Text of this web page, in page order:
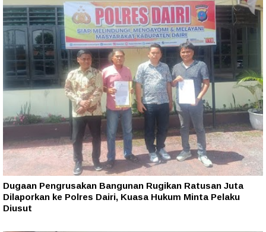
Dugaan Pengrusakan Bangunan Rugikan Ratusan Juta
Dilaporkan ke Polres Dairi, Kuasa Hukum Minta Pelaku
Diusut